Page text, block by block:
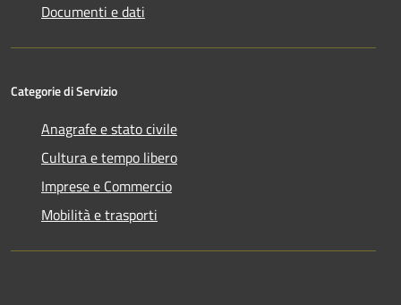
Documenti e dati
Categorie di Servizio
Anagrafe e stato civile
Cultura e tempo libero
Imprese e Commercio
Mobilità e trasporti